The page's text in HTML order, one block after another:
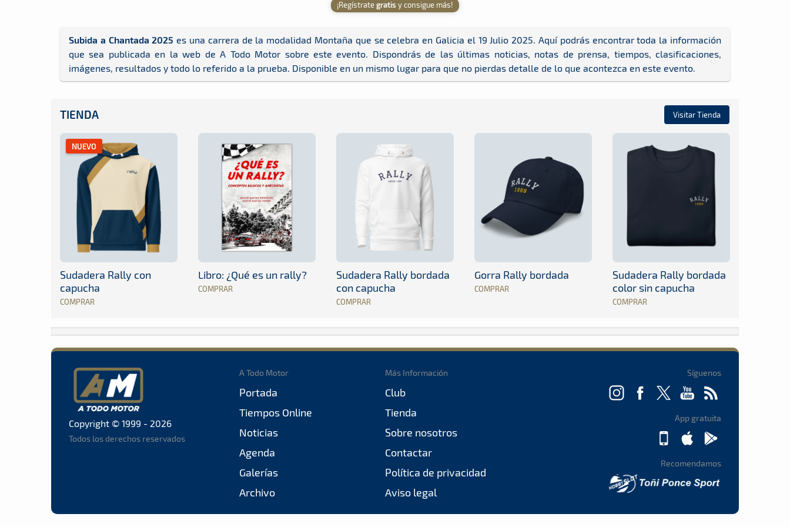
¡Regístrategratis y consigue más!
Subida a Chantada 2025 es una carrera de la modalidad Montaña que se celebra en Galicia el 19 Julio 2025. Aquí podrás encontrar toda la información
que sea publicada en la web de A Todo Motor sobre este evento. Dispondrás de las últimas noticias, notas de prensa, tiempos, clasificaciones,
imágenes, resultados y todo lo referido a la prueba. Disponible en un mismo lugar para que no pierdas detalle de lo que acontezca en este evento.
TIENDA Visitar Tienda
NUEVO
Sudadera Rally con
capucha
COMPRAR
Libro: ¿Qué es un rally?
COMPRAR
Sudadera Rally bordada
con capucha
COMPRAR
Gorra Rally bordada
COMPRAR
Sudadera Rally bordada
color sin capucha
COMPRAR
Copyright © 1999 - 2026
Todos los derechos reservados
A Todo Motor
Portada
Tiempos Online
Noticias
Agenda
Galerías
Archivo
Más Información
Club
Tienda
Sobre nosotros
Contactar
Política de privacidad
Aviso legal
Síguenos
App gratuita
Recomendamos